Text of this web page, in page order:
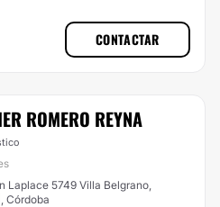
CONTACTAR
ROMERO REYNA
Laplace 5749 Villa Belgrano,
Córdoba